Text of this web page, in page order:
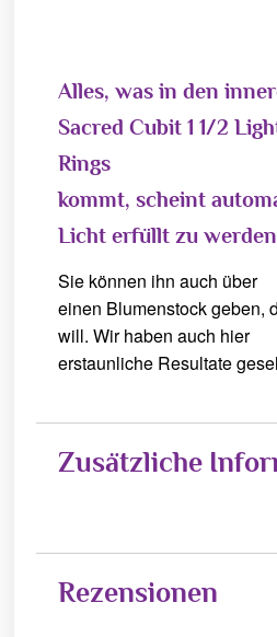
Alles, was in den
Sacred Cubit 1 1/2
Rings
kommt, scheint
Licht erfüllt zu
Sie können ihn auch über
einen Blumenstock geben,
will. Wir haben auch hier
erstaunliche Resultate
Zusätzliche
Rezensionen